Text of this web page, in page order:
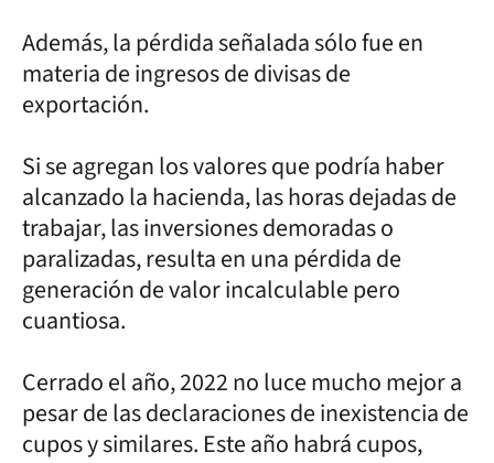
Además, la pérdida señalada sólo fue en
materia de ingresos de divisas de
exportación.
Si se agregan los valores que podría haber
alcanzado la hacienda, las horas dejadas de
trabajar, las inversiones demoradas o
paralizadas, resulta en una pérdida de
generación de valor incalculable pero
cuantiosa.
Cerrado el año, 2022 no luce mucho mejor a
pesar de las declaraciones de inexistencia de
cupos y similares. Este año habrá cupos,